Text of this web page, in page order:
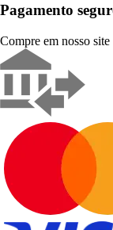
Pagamento
Compre em nosso